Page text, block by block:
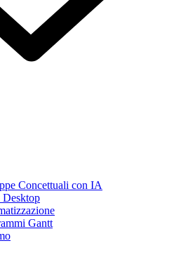
Concettuali con IA
Desktop
Gantt